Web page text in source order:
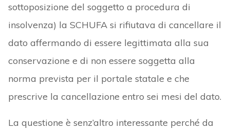
sottoposizione del soggetto a procedura di
insolvenza) la SCHUFA si rifiutava di cancellare il
dato affermando di essere legittimata alla sua
conservazione e di non essere soggetta alla
norma prevista per il portale statale e che
prescrive la cancellazione entro sei mesi del dato.
La questione è senz’altro interessante perché da